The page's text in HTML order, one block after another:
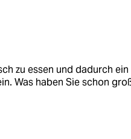
zu essen und dadurch ein
Was haben Sie schon